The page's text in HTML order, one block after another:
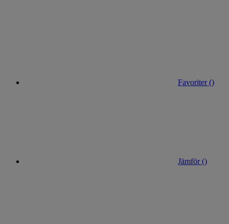
Favoriter ()
Jämför ()